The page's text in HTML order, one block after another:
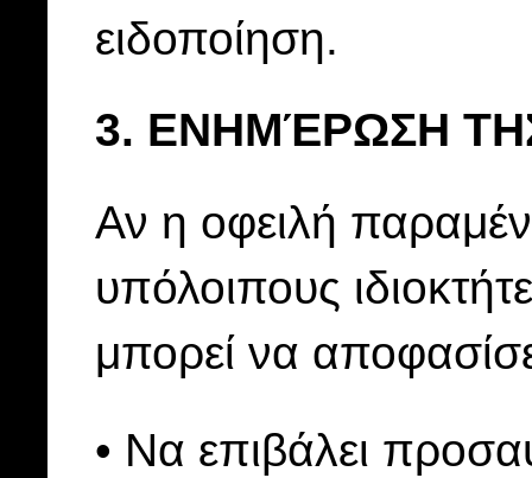
ειδοποίηση.
3. ΕΝΗΜΈΡΩΣΗ
Αν η οφειλή
υπόλοιπους
μπορεί να
• Να επιβάλει